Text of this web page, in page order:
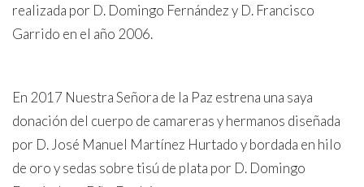
realizada por D. Domingo Fernández y D. Francisco
Garrido en el año 2006.
En 2017 Nuestra Señora de la Paz estrena una saya
donación del cuerpo de camareras y hermanos diseñada
por D. José Manuel Martínez Hurtado y bordada en hilo
de oro y sedas sobre tisú de plata por D. Domingo